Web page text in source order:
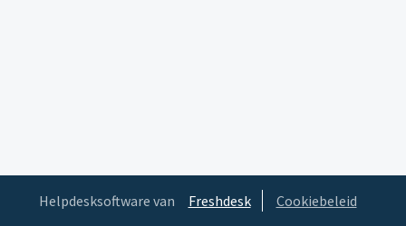
Helpdesksoftware van Freshdesk Cookiebeleid